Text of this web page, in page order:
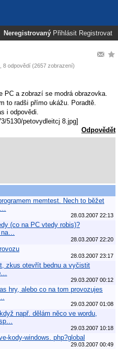
Neregistrovaný Přihlásit Registrovat
, 8 odpovědí (2657 zobrazení)
PC a zobrazí se modrá obrazovka.
to radši přímo ukážu. Poradtě.
i odpovědi.
Odpovědět
memtest. Nech to běžet
28.03.2007 22:13
(co na PC vtedy robis)?
28.03.2007 22:20
28.03.2007 23:17
zkus otevřít bednu a vyčistit
29.03.2007 00:12
hry, alebo co na tom provozujes
29.03.2007 01:08
např. dělám něco ve wordu,
29.03.2007 10:18
kody-windows. php?global
29.03.2007 00:49